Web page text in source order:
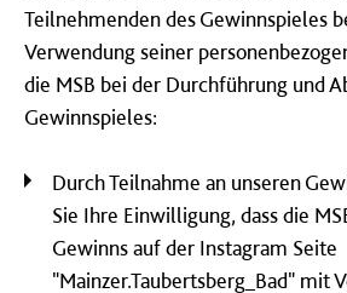
Teilnehmenden des Gewinnspieles
Verwendung seiner
die MSB bei der Durchführung und
Gewinnspieles:
Durch Teilnahme an unseren
Sie Ihre Einwilligung, dass die
Gewinns auf der Instagram Seite
"Mainzer.Taubertsberg_Bad" mit